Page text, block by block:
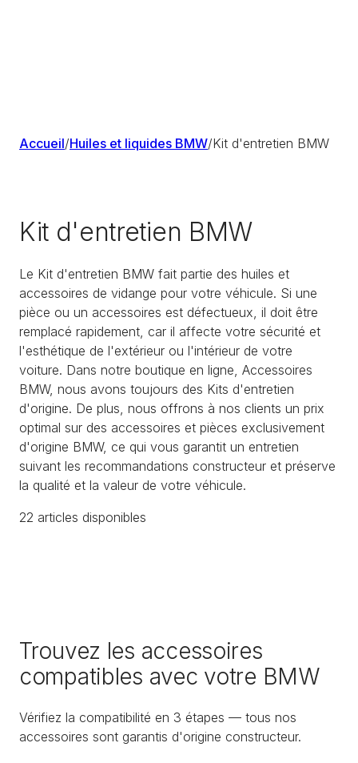
Accueil/Huiles et liquides BMW/Kit d'entretien BMW
Kit d'entretien BMW
Le Kit d'entretien BMW fait partie des huiles et
accessoires de vidange pour votre véhicule. Si une
pièce ou un accessoires est défectueux, il doit être
remplacé rapidement, car il affecte votre sécurité et
l'esthétique de l'extérieur ou l'intérieur de votre
voiture. Dans notre boutique en ligne, Accessoires
BMW, nous avons toujours des Kits d'entretien
d'origine. De plus, nous offrons à nos clients un prix
optimal sur des accessoires et pièces exclusivement
d'origine BMW, ce qui vous garantit un entretien
suivant les recommandations constructeur et préserve
la qualité et la valeur de votre véhicule.
22 articles disponibles
Trouvez les accessoires
compatibles avec votre BMW
Vérifiez la compatibilité en 3 étapes — tous nos
accessoires sont garantis d'origine constructeur.